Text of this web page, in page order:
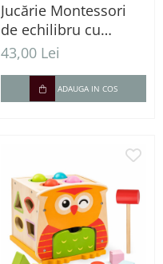
Jucărie Montessori
de echilibru cu
animale din lemn
logică
43,00 Lei
ADAUGA IN COS